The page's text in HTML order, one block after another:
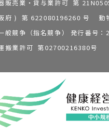
販売業・貸与業許可 第
府 ) 第 622080196260 号 動
般競争（指名競争） 発行番号
搬業許可 第02700216380号